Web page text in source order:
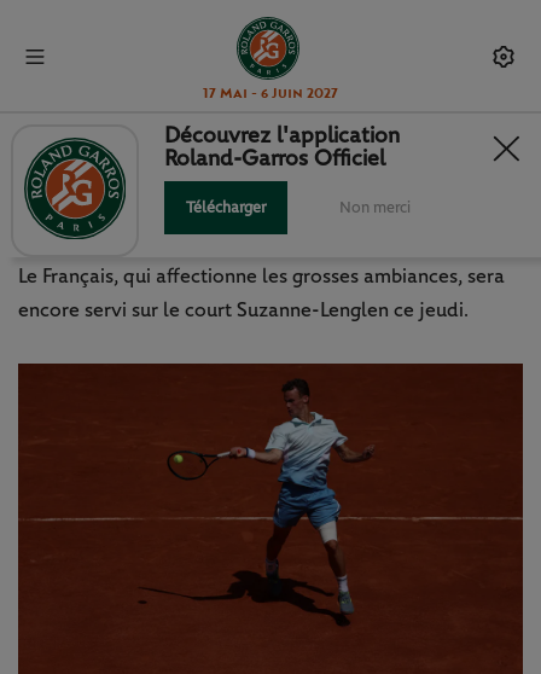
17 Mai - 6 Juin 2027
LUCA VAN ASSCHE, À LA
RECHERCHE DU TEMPS PERDU
Le Français, qui affectionne les grosses ambiances, sera
encore servi sur le court Suzanne-Lenglen ce jeudi.
Découvrez l'application
Roland-Garros Officiel
Télécharger Non merci